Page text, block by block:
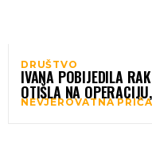
DRUŠTVO
IVANA POBIJEDILA
OTIŠLA NA
SIMPTOMI BILI KLJUČNI
NEVJEROVATNA PRIČA